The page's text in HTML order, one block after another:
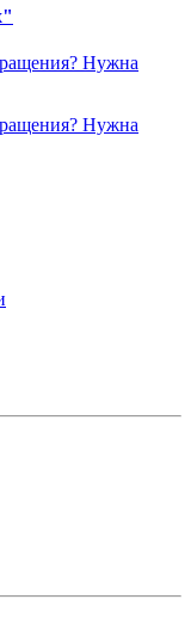
Нужна
Нужна